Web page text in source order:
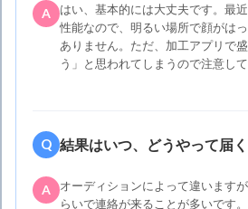
A
はい、基本的には大丈夫です。最
性能なので、明るい場所で顔がは
ありません。ただ、加工アプリで
う」と思われてしまうので注意して
Q 結果はいつ、どうやって届
A
オーディションによって違います
らいで連絡が来ることが多いです